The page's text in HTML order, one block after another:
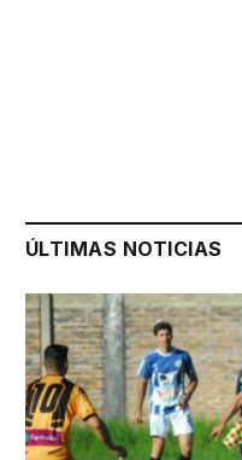
ÚLTIMAS NOTICIAS